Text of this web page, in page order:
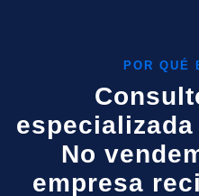
POR QUÉ
No
empresa